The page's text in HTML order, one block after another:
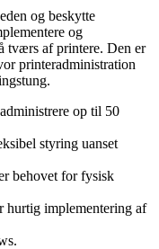
og beskytte
og
tværs af printere. Den er
printeradministration
op til 50
styring uanset
behovet for fysisk
hurtig implementering af